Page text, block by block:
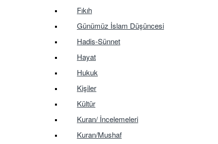
Fıkıh
Günümüz İslam Düşüncesi
Hadis-Sünnet
Hayat
Hukuk
Kişiler
Kültür
Kuran/ İncelemeleri
Kuran/Mushaf